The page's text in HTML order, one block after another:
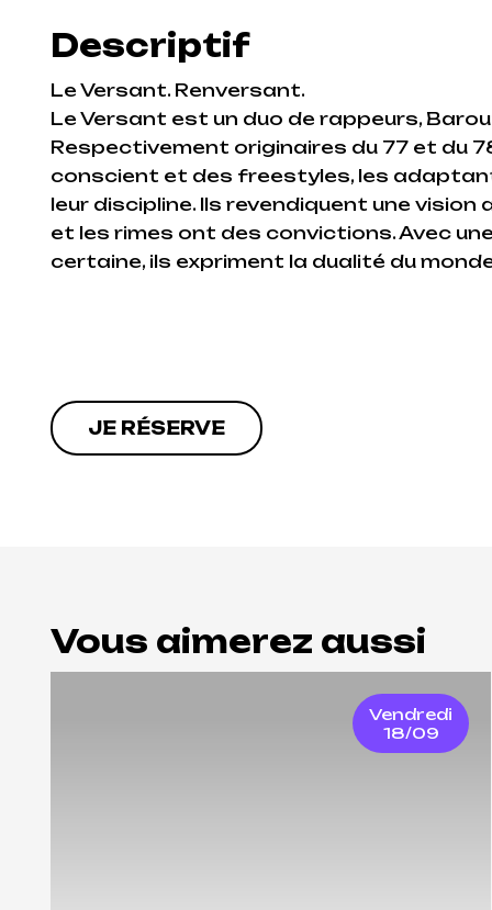
Descriptif
Le Versant. Renversant.
Le Versant est un duo de rappeurs,
Respectivement originaires du 77 et du
conscient et des freestyles, les
leur discipline. Ils revendiquent une
et les rimes ont des convictions. Avec
certaine, ils expriment la dualité du
JE RÉSERVE
Vous aimerez aussi
Vendredi
18/09